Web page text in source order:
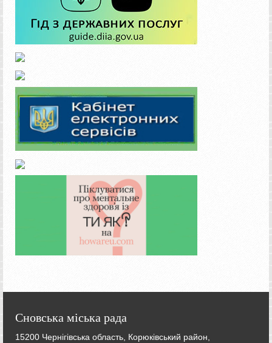
Сновська міська рада
15200 Чернігівська область, Корюківський район,